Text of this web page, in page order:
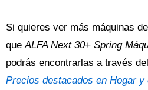
Si quieres ver más máquinas
queALFA Next 30+ Spring
podrás encontrarlas a través
Precios destacados en Hogar y